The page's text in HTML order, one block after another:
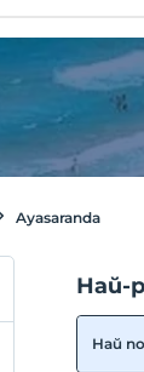
Ayasaranda
Най-
Най